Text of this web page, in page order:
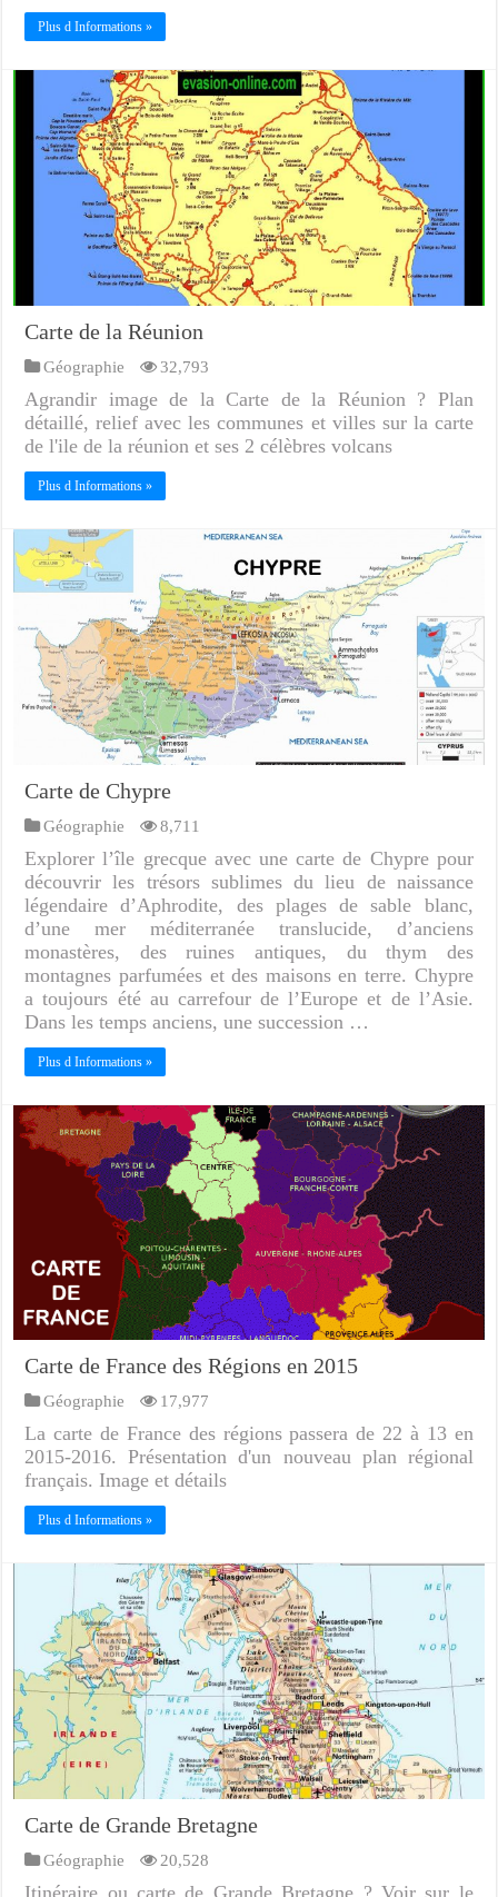
Plus d Informations »
Carte de la Réunion
Géographie 32,793
Agrandir image de la Carte de la Réunion ? Plan
détaillé, relief avec les communes et villes sur la carte
de l'ile de la réunion et ses 2 célèbres volcans
Plus d Informations »
Carte de Chypre
Géographie 8,711
Explorer l’île grecque avec une carte de Chypre pour
découvrir les trésors sublimes du lieu de naissance
légendaire d’Aphrodite, des plages de sable blanc,
d’une mer méditerranée translucide, d’anciens
monastères, des ruines antiques, du thym des
montagnes parfumées et des maisons en terre. Chypre
a toujours été au carrefour de l’Europe et de l’Asie.
Dans les temps anciens, une succession …
Plus d Informations »
Carte de France des Régions en 2015
Géographie 17,977
La carte de France des régions passera de 22 à 13 en
2015-2016. Présentation d'un nouveau plan régional
français. Image et détails
Plus d Informations »
Carte de Grande Bretagne
Géographie 20,528